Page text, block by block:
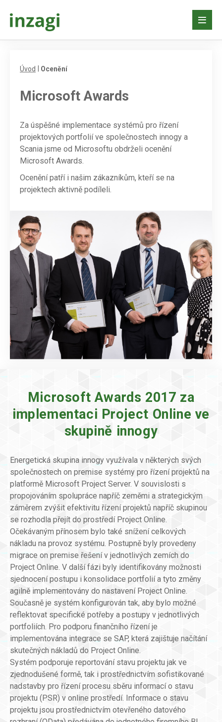
Úvod Ocenění
Microsoft Awards
Za úspěšné implementace systémů pro řízení
projektových portfolií ve společnostech innogy a
Scania jsme od Microsoftu obdrželi ocenění
Microsoft Awards.
Ocenění patří i našim zákazníkům, kteří se na
projektech aktivně podíleli.
Microsoft Awards 2017 za
implementaci Project Online ve
skupině innogy
Energetická skupina innogy využívala v některých svých
společnostech on premise systémy pro řízení projektů na
platformě Microsoft Project Server. V souvislosti s
propojováním spolupráce napříč zeměmi a strategickým
záměrem zvýšit efektivitu řízení projektů napříč skupinou
se rozhodla přejít do prostředí Project Online.
Očekávaným přínosem bylo také snížení celkových
nákladu na provoz systému. Postupně byly provedeny
migrace on premise řešení v jednotlivých zemích do
Project Online. V další fázi byly identifikovány možnosti
sjednocení postupu i konsolidace portfolií a tyto změny
agilně implementovány do nastavení Project Online.
Současně je systém konfigurován tak, aby bylo možné
reflektovat specifické potřeby a postupy v jednotlivých
portfoliích. Pro podporu finančního řízení je
implementována integrace se SAP, která zajištuje načítání
skutečných nákladů do Project Online.
Systém podporuje reportování stavu projektu jak ve
zjednodušené formě, tak i prostřednictvím sofistikované
nadstavby pro řízení procesu sběru informací o stavu
projektu (PSR) v online prostředí. Informace o stavu
projektu jsou prostřednictvím otevřeného datového